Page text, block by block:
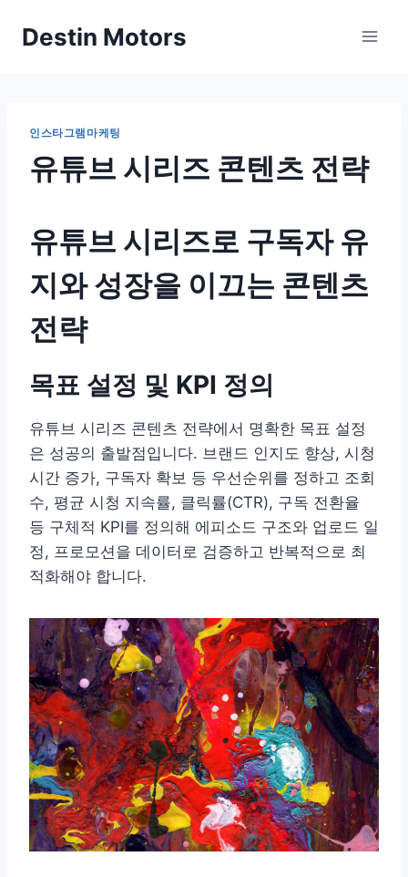
Destin Motors
인스타그램마케팅
유튜브 시리즈 콘텐츠 전략
유튜브 시리즈로 구독자 유
지와 성장을 이끄는 콘텐츠
전략
목표 설정 및 KPI 정의
유튜브 시리즈 콘텐츠 전략에서 명확한 목표 설정
은 성공의 출발점입니다. 브랜드 인지도 향상, 시청
시간 증가, 구독자 확보 등 우선순위를 정하고 조회
수, 평균 시청 지속률, 클릭률(CTR), 구독 전환율
등 구체적 KPI를 정의해 에피소드 구조와 업로드 일
정, 프로모션을 데이터로 검증하고 반복적으로 최
적화해야 합니다.